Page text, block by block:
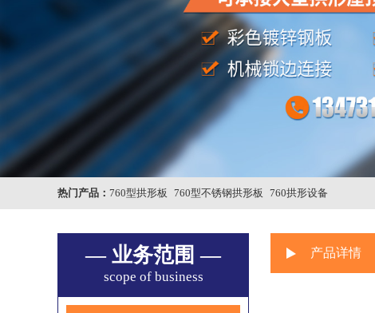
热门产品： 760型拱形板 760型不锈钢拱形板 760拱形设备
— 业务范围 —
scope of business
产品详情